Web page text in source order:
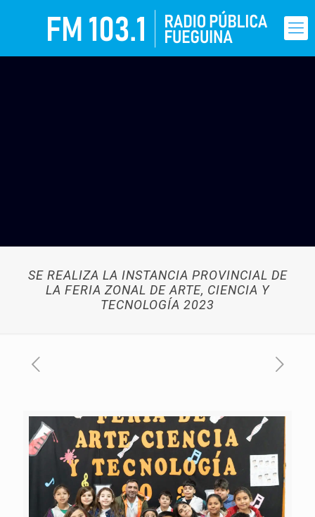
SE REALIZA LA INSTANCIA PROVINCIAL DE
LA FERIA ZONAL DE ARTE, CIENCIA Y
TECNOLOGÍA 2023